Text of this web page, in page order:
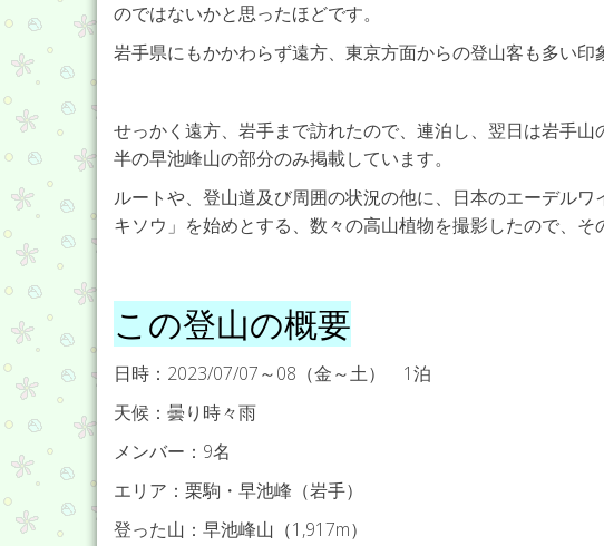
のではないかと思ったほどです。
岩手県にもかかわらず遠方、東京方面からの登山客も多い印
せっかく遠方、岩手まで訪れたので、連泊し、翌日は岩手
半の早池峰山の部分のみ掲載しています。
ルートや、登山道及び周囲の状況の他に、日本のエーデル
キソウ」を始めとする、数々の高山植物を撮影したので、そ
この登山の概要
日時：2023/07/07～08（金～土） 1泊
天候：曇り時々雨
メンバー：9名
エリア：栗駒・早池峰（岩手）
登った山：早池峰山（1,917m）